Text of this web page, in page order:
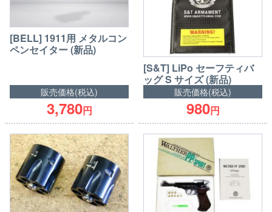
[BELL] 1911用 メタルコン
ペンセイター (新品)
販売価格(税込)
3,780円
[S&T] LiPo セーフティバ
ッグ S サイズ (新品)
販売価格(税込)
980円